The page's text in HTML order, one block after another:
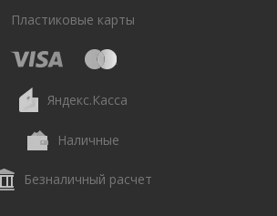
Пластиковые карты
Яндекс.Касса
Наличные
Безналичный расчет